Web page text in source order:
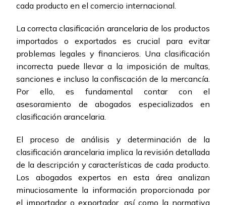
cada producto en el comercio internacional.
La correcta clasificación arancelaria de los productos
importados o exportados es crucial para evitar
problemas legales y financieros. Una clasificación
incorrecta puede llevar a la imposición de multas,
sanciones e incluso la confiscación de la mercancía.
Por ello, es fundamental contar con el
asesoramiento de abogados especializados en
clasificación arancelaria.
El proceso de análisis y determinación de la
clasificación arancelaria implica la revisión detallada
de la descripción y características de cada producto.
Los abogados expertos en esta área analizan
minuciosamente la información proporcionada por
el importador o exportador, así como la normativa